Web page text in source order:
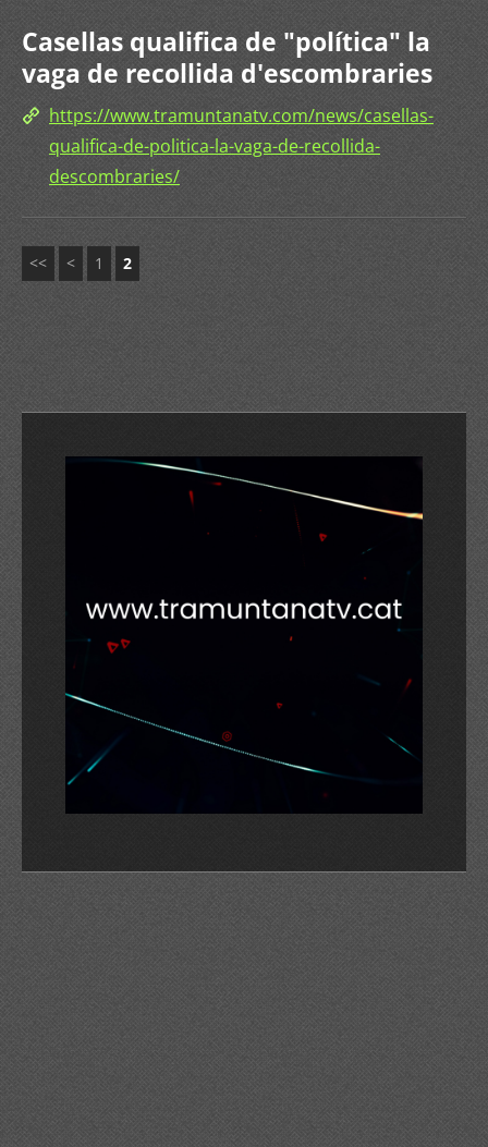
Casellas qualifica de "política" la
vaga de recollida d'escombraries
https://www.tramuntanatv.com/news/casellas-
qualifica-de-politica-la-vaga-de-recollida-
descombraries/
<< < 1 2